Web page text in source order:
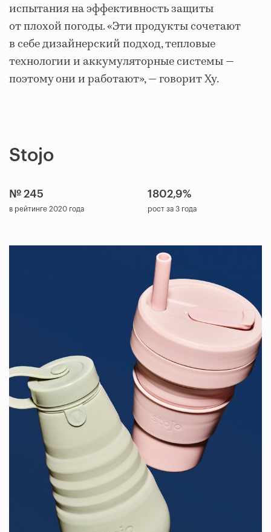
испытания на эффективность защиты
от плохой погоды. «Эти продукты сочетают
в себе дизайнерский подход, тепловые
технологии и аккумуляторные системы —
поэтому они и работают», — говорит Ху.
Stojo
№ 245
в рейтинге 2020 года
1802,9%
рост за 3 года